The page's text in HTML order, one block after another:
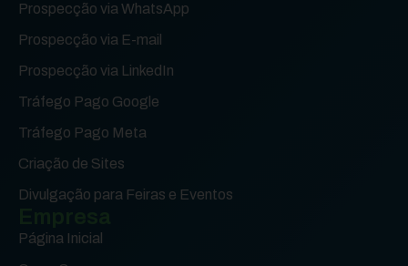
Prospecção via WhatsApp
Prospecção via E-mail
Prospecção via LinkedIn
Tráfego Pago Google
Tráfego Pago Meta
Criação de Sites
Divulgação para Feiras e Eventos
Página Inicial